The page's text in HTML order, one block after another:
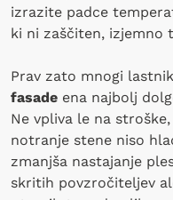
izrazite padce
ki ni zaščiten, izjemno
Prav zato mnogi
fasade ena najbolj
Ne vpliva le na
notranje stene niso
zmanjša nastajanje
skritih povzročiteljev